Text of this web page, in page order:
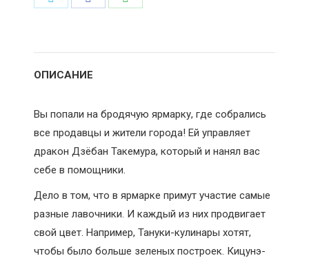
ОПИСАНИЕ
Вы попали на бродячую ярмарку, где собрались
все продавцы и жители города! Ей управляет
дракон Дзёбан Такемура, который и нанял вас
себе в помощники.
Дело в том, что в ярмарке примут участие самые
разные лавочники. И каждый из них продвигает
свой цвет. Например, Тануки-кулинары хотят,
чтобы было больше зеленых построек. Кицунэ-